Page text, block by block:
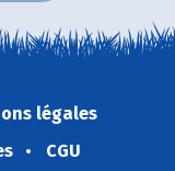
légales
CGU